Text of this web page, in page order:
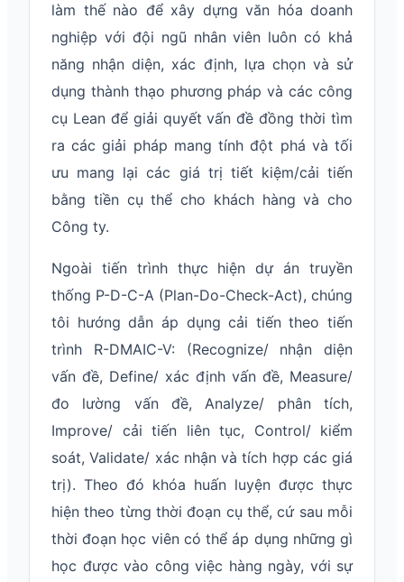
làm thế nào để xây dựng văn hóa doanh
nghiệp với đội ngũ nhân viên luôn có khả
năng nhận diện, xác định, lựa chọn và sử
dụng thành thạo phương pháp và các công
cụ Lean để giải quyết vấn đề đồng thời tìm
ra các giải pháp mang tính đột phá và tối
ưu mang lại các giá trị tiết kiệm/cải tiến
bằng tiền cụ thể cho khách hàng và cho
Công ty.
Ngoài tiến trình thực hiện dự án truyền
thống P-D-C-A (Plan-Do-Check-Act), chúng
tôi hướng dẫn áp dụng cải tiến theo tiến
trình R-DMAIC-V: (Recognize/ nhận diện
vấn đề, Define/ xác định vấn đề, Measure/
đo lường vấn đề, Analyze/ phân tích,
Improve/ cải tiến liên tục, Control/ kiểm
soát, Validate/ xác nhận và tích hợp các giá
trị). Theo đó khóa huấn luyện được thực
hiện theo từng thời đoạn cụ thể, cứ sau mỗi
thời đoạn học viên có thể áp dụng những gì
học được vào công việc hàng ngày, với sự